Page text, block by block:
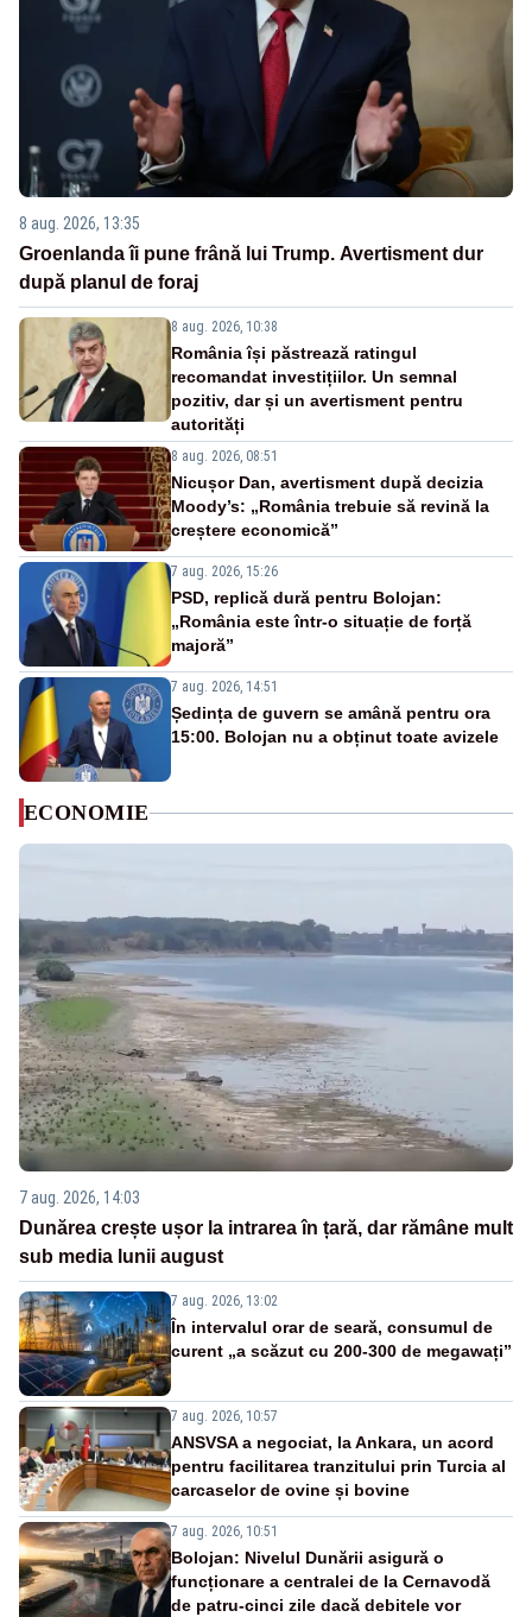
8 aug. 2026, 13:35
Groenlanda îi pune frână lui Trump. Avertisment dur
după planul de foraj
8 aug. 2026, 10:38
România își păstrează ratingul
recomandat investițiilor. Un semnal
pozitiv, dar și un avertisment pentru
autorități
8 aug. 2026, 08:51
Nicușor Dan, avertisment după decizia
Moody’s: „România trebuie să revină la
creștere economică”
7 aug. 2026, 15:26
PSD, replică dură pentru Bolojan:
„România este într-o situație de forță
majoră”
7 aug. 2026, 14:51
Ședința de guvern se amână pentru ora
15:00. Bolojan nu a obținut toate avizele
ECONOMIE
7 aug. 2026, 14:03
Dunărea crește ușor la intrarea în țară, dar rămâne mult
sub media lunii august
7 aug. 2026, 13:02
În intervalul orar de seară, consumul de
curent „a scăzut cu 200-300 de megawați”
7 aug. 2026, 10:57
ANSVSA a negociat, la Ankara, un acord
pentru facilitarea tranzitului prin Turcia al
carcaselor de ovine și bovine
7 aug. 2026, 10:51
Bolojan: Nivelul Dunării asigură o
funcționare a centralei de la Cernavodă
de patru-cinci zile dacă debitele vor